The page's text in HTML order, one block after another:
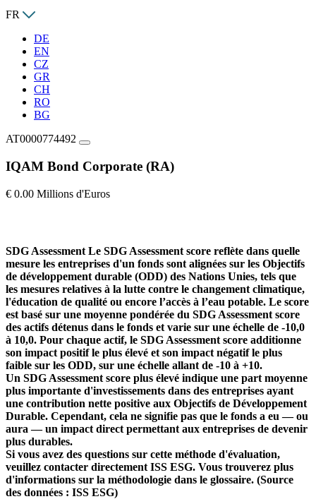
FR
DE
EN
CZ
GR
CH
RO
BG
AT0000774492
IQAM Bond Corporate (RA)
€ 0.00 Millions d'Euros
SDG Assessment Le SDG Assessment score reflète dans quelle
mesure les entreprises d'un fonds sont alignées sur les Objectifs
de développement durable (ODD) des Nations Unies, tels que
les mesures relatives à la lutte contre le changement climatique,
l'éducation de qualité ou encore l’accès à l’eau potable. Le score
est basé sur une moyenne pondérée du SDG Assessment score
des actifs détenus dans le fonds et varie sur une échelle de -10,0
à 10,0. Pour chaque actif, le SDG Assessment score additionne
son impact positif le plus élevé et son impact négatif le plus
faible sur les ODD, sur une échelle allant de -10 à +10.
Un SDG Assessment score plus élevé indique une part moyenne
plus importante d'investissements dans des entreprises ayant
une contribution nette positive aux Objectifs de Développement
Durable. Cependant, cela ne signifie pas que le fonds a eu — ou
aura — un impact direct permettant aux entreprises de devenir
plus durables.
Si vous avez des questions sur cette méthode d'évaluation,
veuillez contacter directement ISS ESG. Vous trouverez plus
d'informations sur la méthodologie dans le glossaire. (Source
des données : ISS ESG)